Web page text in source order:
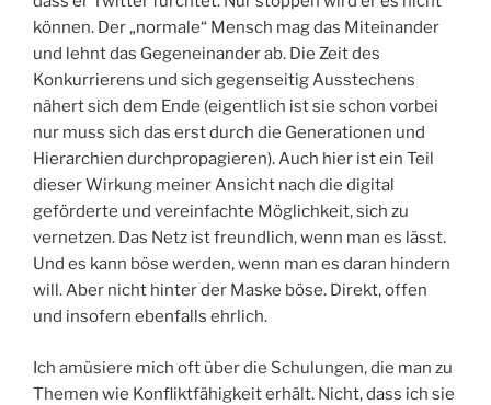
können. Der „normale“ Mensch mag das Miteinander
und lehnt das Gegeneinander ab. Die Zeit des
Konkurrierens und sich gegenseitig Ausstechens
nähert sich dem Ende (eigentlich ist sie schon vorbei
nur muss sich das erst durch die Generationen und
Hierarchien durchpropagieren). Auch hier ist ein Teil
dieser Wirkung meiner Ansicht nach die digital
geförderte und vereinfachte Möglichkeit, sich zu
vernetzen. Das Netz ist freundlich, wenn man es lässt.
Und es kann böse werden, wenn man es daran hindern
will. Aber nicht hinter der Maske böse. Direkt, offen
und insofern ebenfalls ehrlich.
Ich amüsiere mich oft über die Schulungen, die man zu
Themen wie Konfliktfähigkeit erhält. Nicht, dass ich sie